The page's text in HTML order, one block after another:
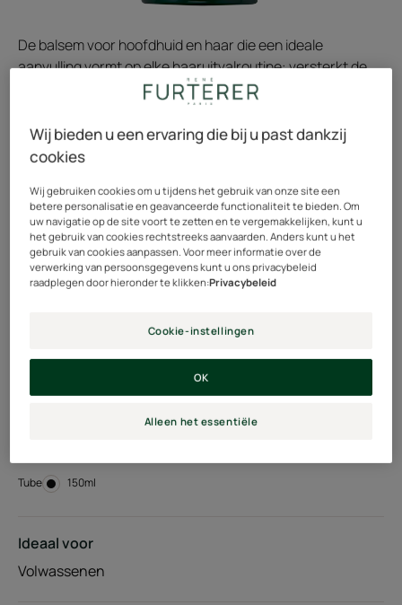
De balsem voor hoofdhuid en haar die een ideale
aanvulling vormt op elke haaruitvalroutine: versterkt de
haarvezel van bij de wortel, ontwart en geeft volume.
Dubbele werking: hoofdhuid en haar.
Sterker haar van bij de wortel na 14 dagen: 97%¹
Mooiere glans: 96%¹
Zichtbaar volume: 95%¹
-44% haarbreuk²
² Biometrische studie op 10 haarlokken na 9 toepassingen
Zonder siliconen, Fair For Life-bestanddelen, 94%
Tube Tube
150ml
Ideaal voor
Volwassenen
Wij bieden u een ervaring die bij u past dankzij
cookies
Wij gebruiken cookies om u tijdens het gebruik van onze site een
betere personalisatie en geavanceerde functionaliteit te bieden. Om
uw navigatie op de site voort te zetten en te vergemakkelijken, kunt u
het gebruik van cookies rechtstreeks aanvaarden. Anders kunt u het
gebruik van cookies aanpassen. Voor meer informatie over de
verwerking van persoonsgegevens kunt u ons privacybeleid
raadplegen door hieronder te klikken:Privacybeleid
Cookie-instellingen
Alleen het essentiële
OK